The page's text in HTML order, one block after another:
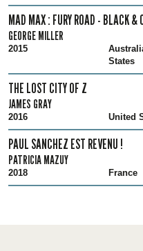
MAD MAX : FURY ROAD - BLACK &
GEORGE MILLER
2015
States
THE LOST CITY OF Z
JAMES GRAY
2016 United
PAUL SANCHEZ EST REVENU !
PATRICIA MAZUY
2018 France